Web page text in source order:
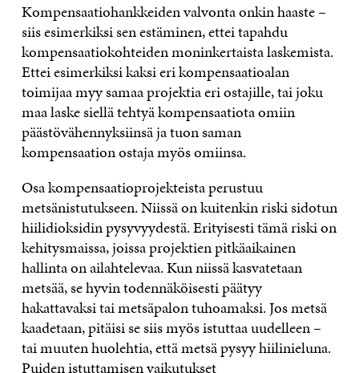
Kompensaatiohankkeiden valvonta onkin haaste –
siis esimerkiksi sen estäminen, ettei tapahdu
kompensaatiokohteiden moninkertaista laskemista.
Ettei esimerkiksi kaksi eri kompensaatioalan
toimijaa myy samaa projektia eri ostajille, tai joku
maa laske siellä tehtyä kompensaatiota omiin
päästövähennyksiinsä ja tuon saman
kompensaation ostaja myös omiinsa.
Osa kompensaatioprojekteista perustuu
metsänistutukseen. Niissä on kuitenkin riski sidotun
hiilidioksidin pysyvyydestä. Erityisesti tämä riski on
kehitysmaissa, joissa projektien pitkäaikainen
hallinta on ailahtelevaa. Kun niissä kasvatetaan
metsää, se hyvin todennäköisesti päätyy
hakattavaksi tai metsäpalon tuhoamaksi. Jos metsä
kaadetaan, pitäisi se siis myös istuttaa uudelleen –
tai muuten huolehtia, että metsä pysyy hiilinieluna.
Puiden istuttamisen vaikutukset